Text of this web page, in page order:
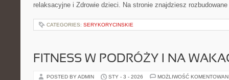
relaksacyjne i Zdrowie dzieci. Na stronie znajdziesz
CATEGORIES: SERYKORYCINSKIE
FITNESS W PODRÓŻY I NA
POSTED BY ADMIN STY - 3 - 2026 MOŻLIWOŚĆ